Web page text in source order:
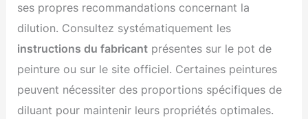
ses propres recommandations concernant la
dilution. Consultez systématiquement les
instructions du fabricant présentes sur le pot de
peinture ou sur le site officiel. Certaines peintures
peuvent nécessiter des proportions spécifiques de
diluant pour maintenir leurs propriétés optimales.